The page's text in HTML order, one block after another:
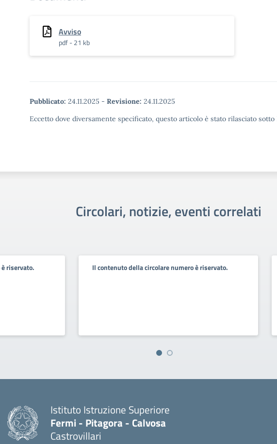
Avviso
pdf - 21 kb
Pubblicato: 24.11.2025 - Revisione: 24.11.2025
Eccetto dove diversamente specificato, questo articolo è stato rilasciato
Circolari, notizie, eventi correlati
riservato. Il contenuto della circolare numero è riservato.
Istituto Istruzione Superiore
Fermi - Pitagora - Calvosa
Castrovillari